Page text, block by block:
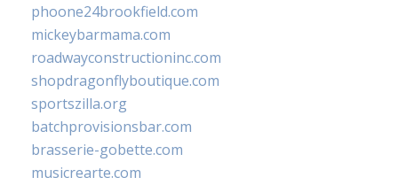
phoone24brookfield.com
mickeybarmama.com
roadwayconstructioninc.com
shopdragonflyboutique.com
sportszilla.org
batchprovisionsbar.com
brasserie-gobette.com
musicrearte.com